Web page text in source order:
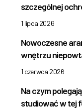
szczególnej
1 lipca 2026
Nowoczesne
wnętrzu
1 czerwca 2026
Na czym
studiować w tej